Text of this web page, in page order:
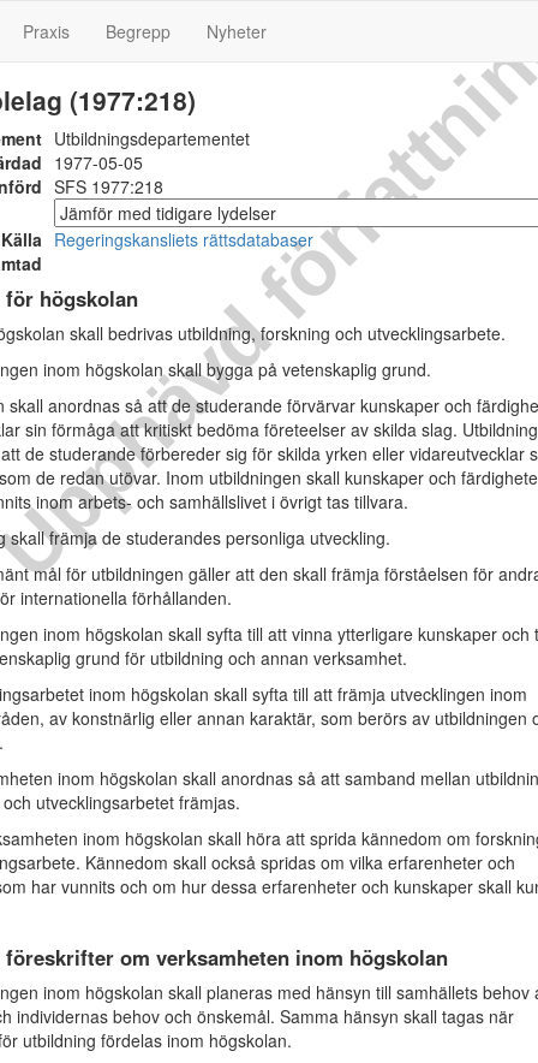
Praxis Begrepp Nyheter
(1977:218)
Utbildningsdepartementet
1977-05-05
SFS 1977:218
Källa Regeringskansliets rättsdatabaser
högskolan
skall bedrivas utbildning, forskning och utvecklingsarbete.
inom högskolan skall bygga på vetenskaplig grund.
skall anordnas så att de studerande förvärvar kunskaper och
sin förmåga att kritiskt bedöma företeelser av skilda slag.
de studerande förbereder sig för skilda yrken eller vidareutvecklar
de redan utövar. Inom utbildningen skall kunskaper och
inom arbets- och samhällslivet i övrigt tas tillvara.
skall främja de studerandes personliga utveckling.
mål för utbildningen gäller att den skall främja förståelsen för
internationella förhållanden.
inom högskolan skall syfta till att vinna ytterligare kunskaper och
grund för utbildning och annan verksamhet.
inom högskolan skall syfta till att främja utvecklingen inom
av konstnärlig eller annan karaktär, som berörs av utbildningen
inom högskolan skall anordnas så att samband mellan
utvecklingsarbetet främjas.
inom högskolan skall höra att sprida kännedom om
Kännedom skall också spridas om vilka erfarenheter och
har vunnits och om hur dessa erfarenheter och kunskaper skall
om verksamheten inom högskolan
inom högskolan skall planeras med hänsyn till samhällets behov
individernas behov och önskemål. Samma hänsyn skall tagas när
utbildning fördelas inom högskolan.